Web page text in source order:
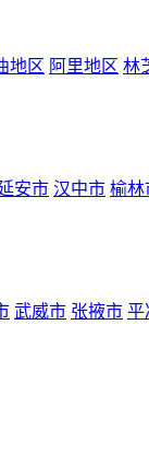
地区 阿里地区 林
安市 汉中市 榆林
武威市 张掖市 平